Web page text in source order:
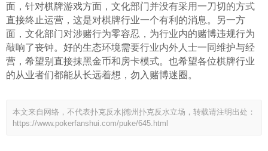
面，针对棋牌游戏方面，文化部门并没有采用一刀切的方式
直接终止运营，这是对棋牌行业一个有利的消息。另一方
面，文化部门对涉赌行为零容忍，为行业内的赌博违规行为
敲响了丧钟。好的生态环境需要行业内外人士一同维护与经
营，希望别直接抹黑金币和房卡模式。也希望各位棋牌行业
的从业者们都能从长远着想，勿入赌博迷圈。
本文来自网络，不代表扑克反水|德州扑克反水立场，转载请注明出处：
https://www.pokerfanshui.com/puke/645.html